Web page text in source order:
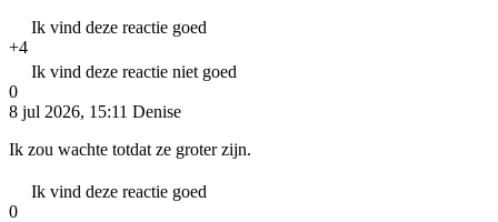
Ik vind deze reactie goed
+4
Ik vind deze reactie niet goed
0
8 jul 2026, 15:11 Denise
Ik zou wachte totdat ze groter zijn.
Ik vind deze reactie goed
0